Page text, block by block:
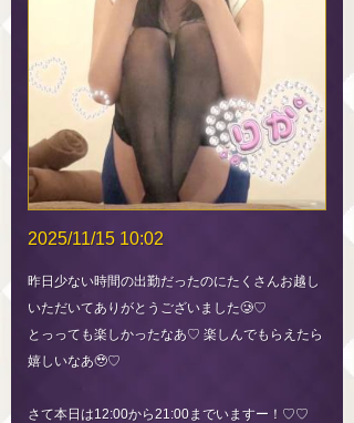
2025/11/15 10:02
昨日少ない時間の出勤だったのにたくさんお越し
いただいてありがとうございました🥲♡
とっっても楽しかったなあ♡ 楽しんでもらえたら
嬉しいなあ🥹♡
さて本日は12:00から21:00までいますー！♡♡